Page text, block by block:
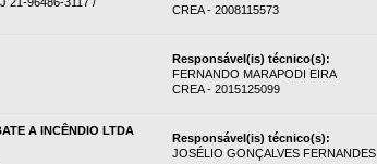
CREA - 2008115573
Responsável(is) técnico(s):
FERNANDO MARAPODI EIRA
CREA - 2015125099
A INCÊNDIO LTDA
Responsável(is) técnico(s):
JOSÉLIO GONÇALVES FERNANDES